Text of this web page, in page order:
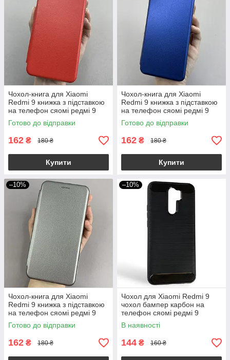
Чохол-книга для Xiaomi
Redmi 9 книжка з підставкою
на телефон сяомі редмі 9
червона stn
Готово до відправки
162 ₴ 180 ₴
Купити
Чохол-книга для Xiaomi
Redmi 9 книжка з підставкою
на телефон сяомі редмі 9
синя stn
Готово до відправки
162 ₴ 180 ₴
Купити
–10%
Чохол-книга для Xiaomi
Redmi 9 книжка з підставкою
на телефон сяомі редмі 9
сіра stn
Готово до відправки
162 ₴ 180 ₴
–10%
Чохол для Xiaomi Redmi 9
чохол бампер карбон на
телефон сяомі редмі 9
чорний pls
В наявності
144 ₴ 160 ₴